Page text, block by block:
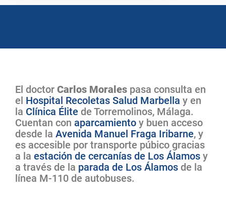
El doctor Carlos Morales pasa consulta en
el Hospital Recoletas Salud Marbella y en
la Clínica Élite de Torremolinos, Málaga.
Cuentan con aparcamiento y buen acceso
desde la Avenida Manuel Fraga Iribarne, y
es accesible por transporte púbico gracias
a la estación de cercanías de Los Álamos y
a través de la parada de Los Álamos de la
línea M-110 de autobuses.